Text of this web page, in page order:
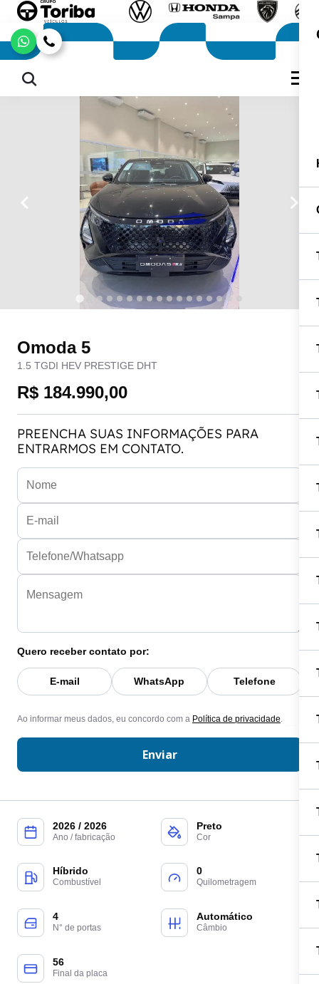
2026 / 2026
Ano / fabricação
Preto
Cor
Híbrido
Combustível
0
Quilometragem
4
N° de portas
Automático
Câmbio
56
Final da placa
Omoda 5
1.5 TGDI HEV PRESTIGE DHT
R$ 184.990,00
PREENCHA SUAS INFORMAÇÕES PARA
ENTRARMOS EM CONTATO.
Quero receber contato por:
E-mail WhatsApp Telefone
Ao informar meus dados, eu concordo com a Política de privacidade
Enviar